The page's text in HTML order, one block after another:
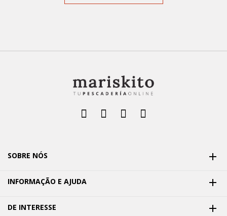
SOBRE NÓS 
INFORMAÇÃO E AJUDA 
DE INTERESSE 